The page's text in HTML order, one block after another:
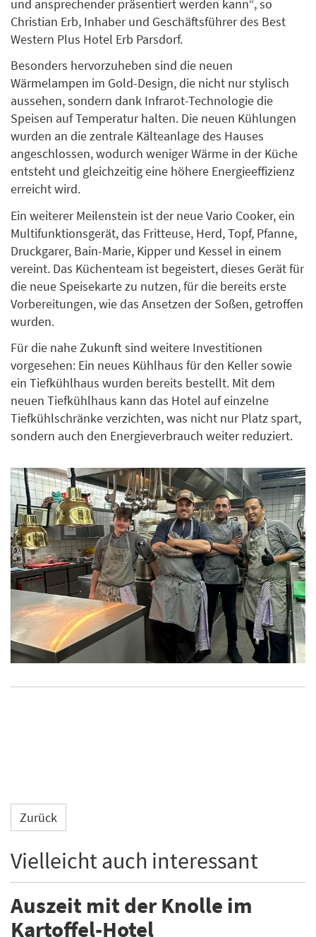
und ansprechender präsentiert werden kann“, so
Christian Erb, Inhaber und Geschäftsführer des Best
Western Plus Hotel Erb Parsdorf.
Besonders hervorzuheben sind die neuen
Wärmelampen im Gold-Design, die nicht nur stylisch
aussehen, sondern dank Infrarot-Technologie die
Speisen auf Temperatur halten. Die neuen Kühlungen
wurden an die zentrale Kälteanlage des Hauses
angeschlossen, wodurch weniger Wärme in der Küche
entsteht und gleichzeitig eine höhere Energieeffizienz
erreicht wird.
Ein weiterer Meilenstein ist der neue Vario Cooker, ein
Multifunktionsgerät, das Fritteuse, Herd, Topf, Pfanne,
Druckgarer, Bain-Marie, Kipper und Kessel in einem
vereint. Das Küchenteam ist begeistert, dieses Gerät für
die neue Speisekarte zu nutzen, für die bereits erste
Vorbereitungen, wie das Ansetzen der Soßen, getroffen
wurden.
Für die nahe Zukunft sind weitere Investitionen
vorgesehen: Ein neues Kühlhaus für den Keller sowie
ein Tiefkühlhaus wurden bereits bestellt. Mit dem
neuen Tiefkühlhaus kann das Hotel auf einzelne
Tiefkühlschränke verzichten, was nicht nur Platz spart,
sondern auch den Energieverbrauch weiter reduziert.
Zurück
Vielleicht auch interessant
Auszeit mit der Knolle im
Kartoffel-Hotel